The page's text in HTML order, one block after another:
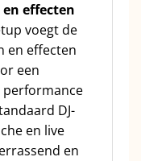
effecten
voegt de
en effecten
een
performance
DJ-
en live
en